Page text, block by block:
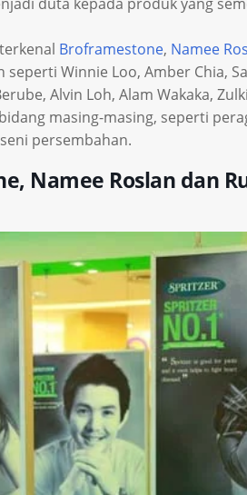
Broframestone, Namee
Winnie Loo, Amber Chia,
Alvin Loh, Alam Wakaka,
masing-masing, seperti
persembahan.
Namee Roslan dan